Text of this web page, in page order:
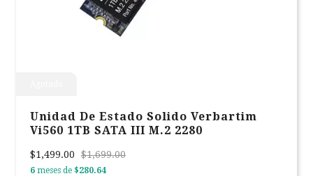
Unidad De Estado Solido Verbartim
Vi560 1TB SATA III M.2 2280
$1,499.00 $1,699.00
6 meses de $280.64